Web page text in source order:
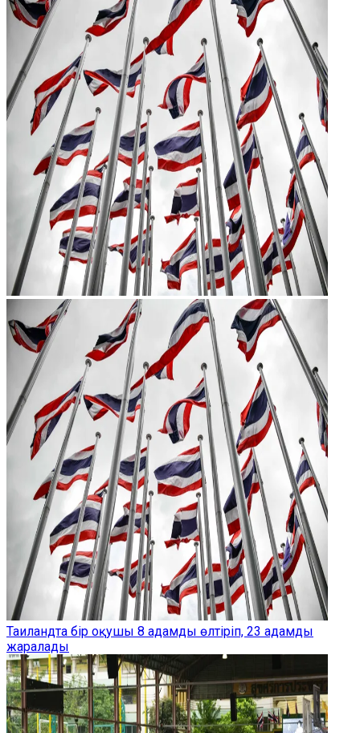
Таиландта бір оқушы 8 адамды өлтіріп, 23 адамды
жаралады